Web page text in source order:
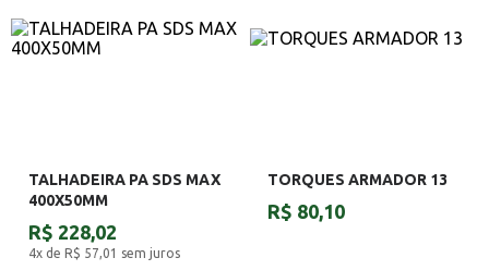
TALHADEIRA PA SDS MAX
400X50MM
R$ 228,02
4x de R$ 57,01 sem juros
TORQUES ARMADOR 13
R$ 80,10